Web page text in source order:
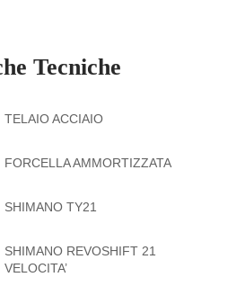
Tecniche
TELAIO ACCIAIO
FORCELLA AMMORTIZZATA
SHIMANO TY21
SHIMANO REVOSHIFT 21
VELOCITA’